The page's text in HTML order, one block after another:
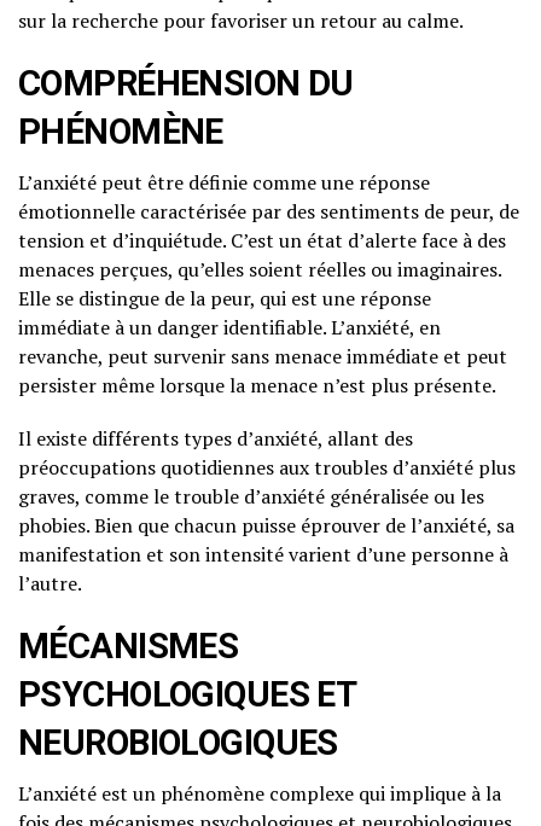
sur la recherche pour favoriser un retour au calme.
COMPRÉHENSION DU
PHÉNOMÈNE
L’anxiété peut être définie comme une réponse
émotionnelle caractérisée par des sentiments de peur, de
tension et d’inquiétude. C’est un état d’alerte face à des
menaces perçues, qu’elles soient réelles ou imaginaires.
Elle se distingue de la peur, qui est une réponse
immédiate à un danger identifiable. L’anxiété, en
revanche, peut survenir sans menace immédiate et peut
persister même lorsque la menace n’est plus présente.
Il existe différents types d’anxiété, allant des
préoccupations quotidiennes aux troubles d’anxiété plus
graves, comme le trouble d’anxiété généralisée ou les
phobies. Bien que chacun puisse éprouver de l’anxiété, sa
manifestation et son intensité varient d’une personne à
l’autre.
MÉCANISMES
PSYCHOLOGIQUES ET
NEUROBIOLOGIQUES
L’anxiété est un phénomène complexe qui implique à la